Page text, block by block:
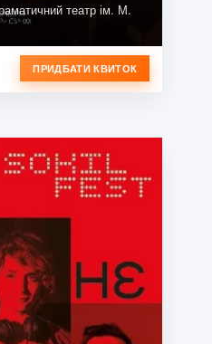
театр ім. М.
ПРИДБАТИ КВИТОК